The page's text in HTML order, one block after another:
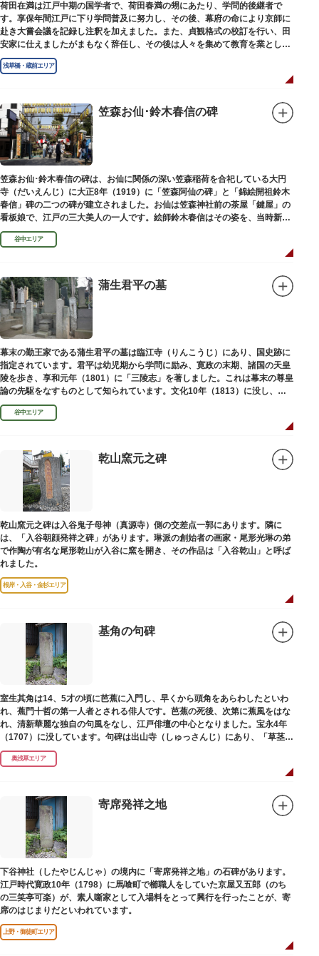
荷田在満は江戸中期の国学者で、荷田春満の甥にあたり、学問的後継者で
す。享保年間江戸に下り学問普及に努力し、その後、幕府の命により京師に
赴き大嘗会議を記録し注釈を加えました。また、貞観格式の校訂を行い、田
安家に仕えましたがまもなく辞任し、その後は人々を集めて教育を業としま
した。お墓は金竜寺（きんりゅうじ）境内にあります。
浅草橋・蔵前エリア
笠森お仙･鈴木春信の碑
笠森お仙･鈴木春信の碑は、お仙に関係の深い笠森稲荷を合祀している大円
寺（だいえんじ）に大正8年（1919）に「笠森阿仙の碑」と「錦絵開祖鈴木
春信」碑の二つの碑が建立されました。お仙は笠森神社前の茶屋「鍵屋」の
看板娘で、江戸の三大美人の一人です。絵師鈴木春信はその姿を、当時新し
い絵画様式である多色刷り版画「錦絵」に描きました。
谷中エリア
蒲生君平の墓
幕末の勤王家である蒲生君平の墓は臨江寺（りんこうじ）にあり、国史跡に
指定されています。君平は幼児期から学問に励み、寛政の末期、諸国の天皇
陵を歩き、享和元年（1801）に「三陵志」を著しました。これは幕末の尊皇
論の先駆をなすものとして知られています。文化10年（1813）に没し、高
山彦三郎や林子平と共に「寛政三奇人」の一人にあげられています。
谷中エリア
乾山窯元之碑
乾山窯元之碑は入谷鬼子母神（真源寺）側の交差点一郭にあります。隣に
は、「入谷朝顔発祥之碑」があります。琳派の創始者の画家・尾形光琳の弟
で作陶が有名な尾形乾山が入谷に窯を開き、その作品は「入谷乾山」と呼ば
れました。
根岸・入谷・金杉エリア
基角の句碑
室生其角は14、5才の頃に芭蕉に入門し、早くから頭角をあらわしたといわ
れ、蕉門十哲の第一人者とされる俳人です。芭蕉の死後、次第に蕉風をはな
れ、清新華麗な独自の句風をなし、江戸俳壇の中心となりました。宝永4年
（1707）に没しています。句碑は出山寺（しゅっさんじ）にあり、「草茎を
つつむ葉もなき 雲間哉」と刻まれています。
奥浅草エリア
寄席発祥之地
下谷神社（したやじんじゃ）の境内に「寄席発祥之地」の石碑があります。
江戸時代寛政10年（1798）に馬喰町で櫛職人をしていた京屋又五郎（のち
の三笑亭可楽）が、素人噺家として入場料をとって興行を行ったことが、寄
席のはじまりだといわれています。
上野・御徒町エリア